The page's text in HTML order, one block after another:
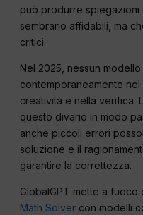
può produrre
sembrano affidabili, ma
critici.
Nel 2025, nessun
contemporaneamente
creatività e nella verifica.
questo divario in modo
anche piccoli errori
soluzione e il
garantire la correttezza.
GlobalGPT mette a fuoco
Math Solver con modelli